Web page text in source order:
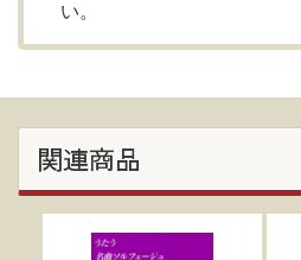
い。
関連商品